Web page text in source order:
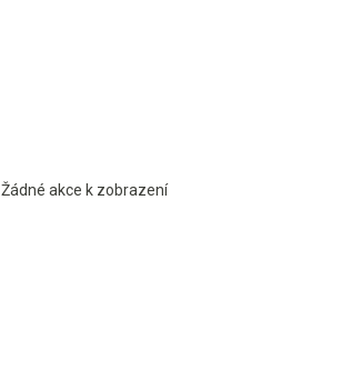
Žádné akce k zobrazení